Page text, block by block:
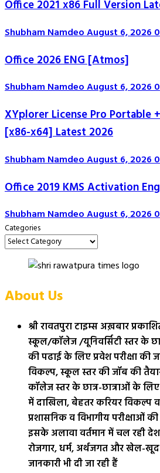
Office 2021 x86 Full Version
Shubham NamdeoAugust 6, 20260
Office 2026 ENG [Atmos]
Shubham NamdeoAugust 6, 20260
XYplorer License Pro Portable
[x86-x64] Latest 2026
Shubham NamdeoAugust 6, 20260
Office 2019 KMS Activation
Shubham NamdeoAugust 6, 20260
Categories
About Us
श्री रावतपुरा टाइम्स अख़बार
स्कूल/कॉलेज /यूनिवर्सिटी स्तर के
की पढाई के लिए प्रवेश परीक्षा की
विकल्प, स्कूल स्तर की जॉब की
कॉलेज स्तर के छात्र-छात्राओं के लिए
में दाखिला, बेहतर करियर विकल्प व
प्रशासनिक व विभागीय परीक्षाओं
इसके अलावा वर्तमान में चल रही देश
रोजगार, धर्म, अर्थजगत और खेल-
जानकारी भी दी जा रही हैं